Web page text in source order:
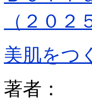
（２０
美肌をつ
著者：